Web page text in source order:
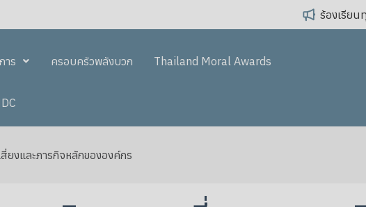
ร้องเรียน
าร ครอบครัวพลังบวก Thailand Moral Awards
ยงและภารกิจหลักขององค์กร